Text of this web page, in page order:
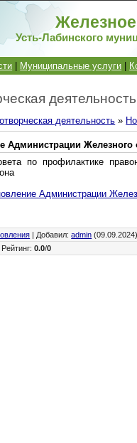
Усть-Лабинского
Муниципальные услуги
деятельность
деятельность »
Администрации Железного
по профилактике
Администрации
Добавил:admin (09.09.2024)
Рейтинг:0.0/0